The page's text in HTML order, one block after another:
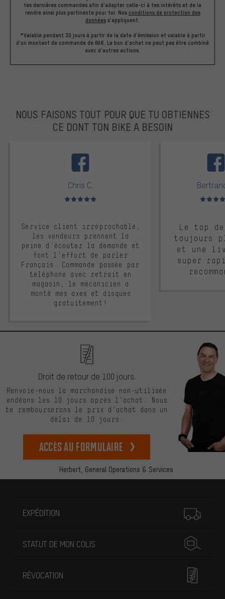
tes dernières commandes afin d'adapter celle-ci à tes intérêts et de la
rendre ainsi plus pertinente pour toi. Nos conditions de protection des
données s'appliquent.
*Valable pendant 30 jours à partir de la date d'émission et valable à partir
d'un montant de commande de 60€. Le bon d'achat ne peut pas être combiné
avec d'autres actions.
NOUS FAISONS TOUT POUR QUE TU OBTIENNES
CE DONT TON BIKE A BESOIN
Chris C.
Note moyenne : 5 sur 5
Service client irréprochable,
les vendeurs prennent la
peine d'écouter la demande et
font l'effort de parler
Français. Commande passée par
téléphone avec retrait en
magasin, le mécanicien a
monté mes axes et disques
gratuitement!
Note
Le top
toujours
et une
super
Herbert, General Operations & Services
Droit de retour de 100 jours.
Renvoie-nous la marchandise non-utilisée
endéans les 10 jours après l’achat. Nous
te rembourserons le prix d’achat dans un
délai de 10 jours.
Accès au formulaire
EXPÉDITION
STATUT DE MON COLIS
RÉVOCATION